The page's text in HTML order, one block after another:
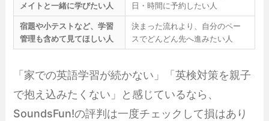
メイトと一緒に学びたい人
日・時間に予約したい人
宿題や小テストなど、学習
管理も含めて見てほしい人
決まった流れより、自分のペー
スでどんどん先へ進みたい人
「家での英語学習が続かない」「英検対策を親子
で抱え込みたくない」と感じているなら、
SoundsFun!の評判は一度チェックして損はあり